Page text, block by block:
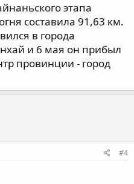
этапа
составила 91,63 км.
в города
и 6 мая он прибыл
провинции - город
#4